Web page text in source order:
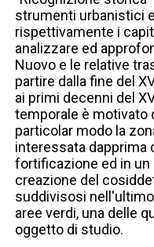
strumenti urbanistici
rispettivamente i
analizzare ed
Nuovo e le relative
partire dalla fine del
ai primi decenni del
temporale è motivato
particolar modo la
interessata dapprima
fortificazione ed in
creazione del
suddivisosi
aree verdi, una delle
oggetto di studio.